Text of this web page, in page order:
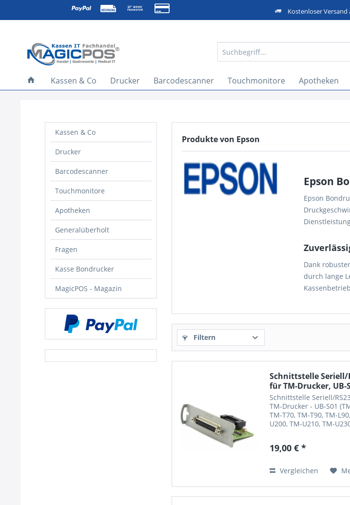
Kostenloser Versand
Kassen & Co Drucker Barcodescanner Touchmonitore Apotheken
Kassen & Co
Drucker
Barcodescanner
Touchmonitore
Apotheken
Generalüberholt
Fragen
Kasse Bondrucker
MagicPOS - Magazin
Produkte von Epson
Epson
Epson
Dank
durch lange
Filtern
Schnittstelle Seriell/
für TM-Drucker, UB-
Schnittstelle Seriell/
TM-Drucker - UB-S01
TM-T70, TM-T90, TM-
U200, TM-U210, TM-
TM-H5000, TM-H6000)
19,00 € *
Vergleichen